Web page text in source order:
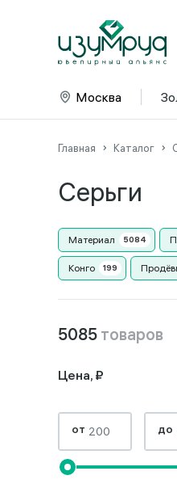
Москва
Главная Каталог
Серьги
Материал
Конго
5085 товаров
Цена, ₽
от до